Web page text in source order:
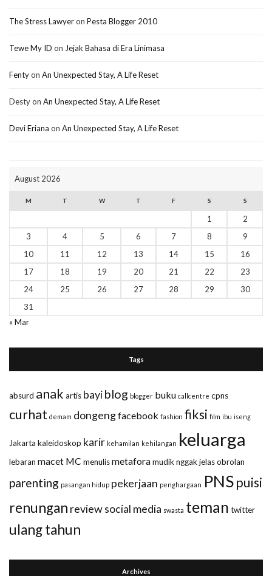
The Stress Lawyeron Pesta Blogger 2010
Tewe My ID on Jejak Bahasa di Era Linimasa
Fentyon An Unexpected Stay, A Life Reset
Destyon An Unexpected Stay, A Life Reset
Devi Eriana on An Unexpected Stay, A Life Reset
August 2026
M T W T F S S
1
2
3
4 5 6 7 8
9
10
11 12 13 14 15
16
17
18 19 20 21 22
23
24
25 26 27 28 29
30
31
« Mar
Tags
absurd anak artis bayiblog blogger buku callcentre cpns
curhat demam dongengfacebook fashion fiksi film ibu iseng
Jakarta kaleidoskop karir kehamilan kehilangan keluarga
lebaran macet MC menulismetaforamudiknggak jelasobrolan
parenting pasangan hidup pekerjaan penghargaan PNSpuisi
renungan reviewsocial media swasta teman twitter
ulang tahun
Archives